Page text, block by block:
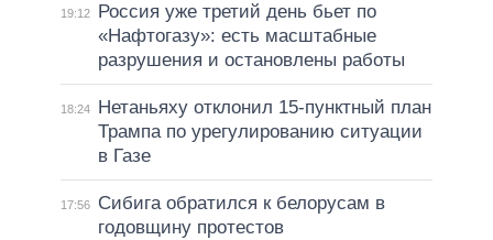
19:12
Россия уже третий день бьет по
«Нафтогазу»: есть масштабные
разрушения и остановлены работы
18:24
Нетаньяху отклонил 15-пунктный план
Трампа по урегулированию ситуации
в Газе
17:56
Сибига обратился к белорусам в
годовщину протестов